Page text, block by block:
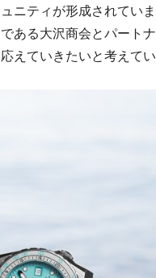
ニティが形成されてい
ある大沢商会とパート
えていきたいと考えてい